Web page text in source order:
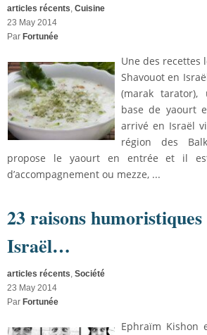
articles récents, Cuisine
23 May 2014
Par Fortunée
Une des recettes
Shavouot en
(marak
base de yaourt
arrivé en Israël
région des
propose le yaourt en entrée et il
d’accompagnement ou mezze, ...
23 raisons
Israël…
articles récents, Société
23 May 2014
Par Fortunée
Ephraïm Kishon